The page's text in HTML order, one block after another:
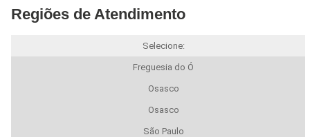
Regiões de Atendimento
Selecione:
Freguesia do Ó
Osasco
Osasco
São Paulo